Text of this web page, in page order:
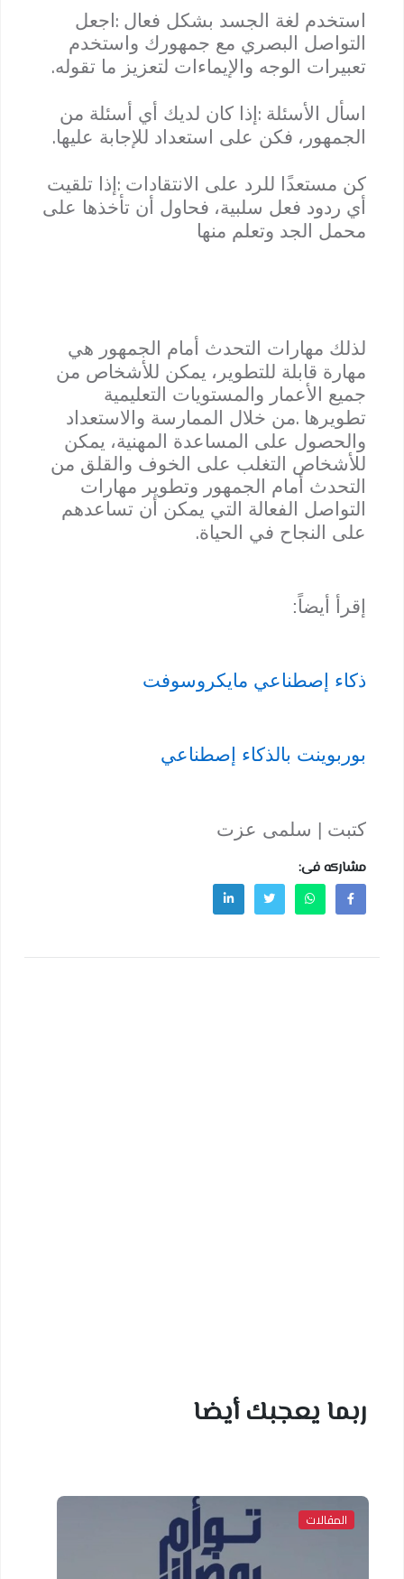
استخدم لغة الجسد بشكل فعال : اجعل
التواصل البصري مع جمهورك واستخدم
تعبيرات الوجه والإيماءات لتعزيز ما تقوله.
اسأل الأسئلة : إذا كان لديك أي أسئلة من
الجمهور ، فكن على استعداد للإجابة عليها.
كن مستعد ا للرد على الانتقادات : إذا تلقيت
أي ردود فعل سلبية، فحاول أن تأخذها على
محمل الجد وتعلم منها
لذلك مهارات التحدث أمام الجمهور هي
مهارة قابلة للتطوير ، يمكن للأشخاص من
جميع الأعمار والمستويات التعليمية
تطويرها .من خلال الممارسة والاستعداد
والحصول على المساعدة المهنية، يمكن
للأشخاص التغلب على الخوف والقلق من
التحدث أمام الجمهور وتطوير مهارات
التواصل الفعالة التي يمكن أن تساعدهم
على النجاح في الحياة.
إقرأ أيضاً:
ذكاء إصطناعي مايكروسوفت
بوربوينت بالذكاء إصطناعي
كتبت | سلمى عزت
مشاركه فى:
ربما يعجبك أيضا
المقالات